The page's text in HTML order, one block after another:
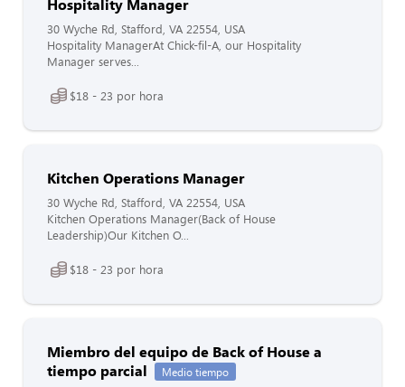
Hospitality Manager
30 Wyche Rd, Stafford, VA 22554, USA
Hospitality ManagerAt Chick-fil-A, our Hospitality
Manager serves...
$18 - 23 por hora
Kitchen Operations Manager
30 Wyche Rd, Stafford, VA 22554, USA
Kitchen Operations Manager(Back of House
Leadership)Our Kitchen O...
$18 - 23 por hora
Miembro del equipo de Back of House a
tiempo parcial
Medio tiempo